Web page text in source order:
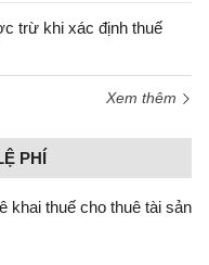
trừ khi xác định thuế
Xem thêm
PHÍ
khai thuế cho thuê tài sản